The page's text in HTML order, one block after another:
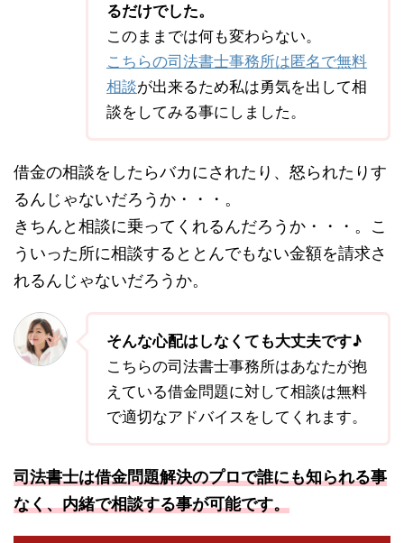
るだけでした。
このままでは何も変わらない。
こちらの司法書士事務所は匿名で無料
相談が出来るため私は勇気を出して相
談をしてみる事にしました。
借金の相談をしたらバカにされたり、怒られたりす
るんじゃないだろうか・・・。
きちんと相談に乗ってくれるんだろうか・・・。こ
ういった所に相談するととんでもない金額を請求さ
れるんじゃないだろうか。
そんな心配はしなくても大丈夫です♪
こちらの司法書士事務所はあなたが抱
えている借金問題に対して相談は無料
で適切なアドバイスをしてくれます。
司法書士は借金問題解決のプロで誰にも知られる事
なく、内緒で相談する事が可能です。